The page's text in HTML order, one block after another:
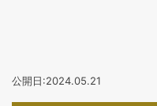
公開日:2024.05.21